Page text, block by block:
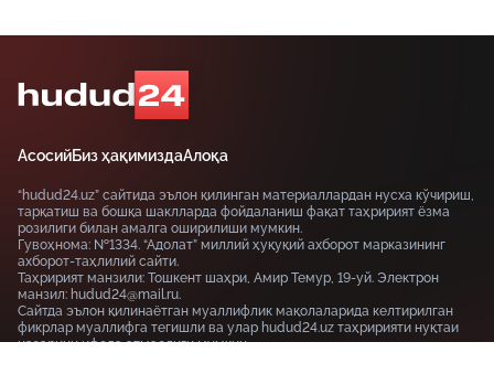
АсосийБиз ҳақимиздаАлоқа
“hudud24.uz” сайтида эълон қилинган материаллардан нусха кўчириш,
тарқатиш ва бошқа шаклларда фойдаланиш фақат таҳририят ёзма
розилиги билан амалга оширилиши мумкин.
Гувоҳнома: №1334. “Адолат” миллий ҳуқуқий ахборот марказининг
ахборот-таҳлилий сайти.
Таҳририят манзили: Тошкент шаҳри, Амир Темур, 19-уй. Электрон
манзил: hudud24@mail.ru.
Сайтда эълон қилинаётган муаллифлик мақолаларида келтирилган
фикрлар муаллифга тегишли ва улар hudud24.uz таҳририяти нуқтаи
назарини ифода этмаслиги мумкин.